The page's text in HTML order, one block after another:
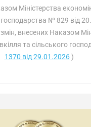
Міністерства
господарства № 829 від
внесених Наказом
та сільського
1370 від 29.01.2026)